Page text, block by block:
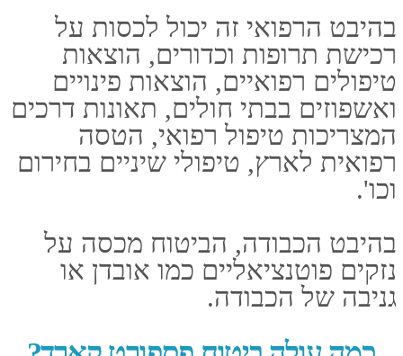
טלפון: 03-5107777
נייד: 050-5346371
כתובת: אלי ויזל 2 ראשל"צ
(במכללה למנהל) 7579806
ישראל
08:00 שעת סגירה: 18:00